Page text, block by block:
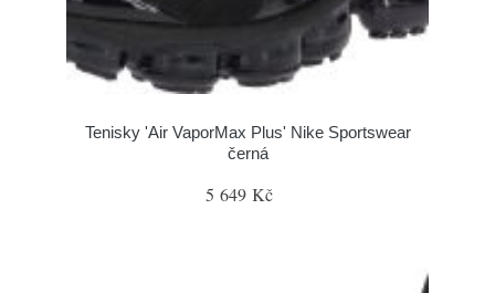
Tenisky 'Air VaporMax Plus' Nike Sportswear
černá
5 649 Kč